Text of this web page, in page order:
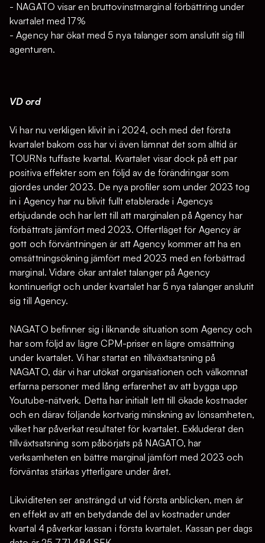
- NAGATO visar en bruttovinstmarginal förbättring under
kvartalet med 17%
- Agency har ökat med 5 nya talanger som anslutit sig till
agenturen.
VD ord
Vi har nu verkligen klivit in i 2024, och med det första
kvartalet bakom oss har vi även lämnat det som alltid är
TOURNs tuffaste kvartal. Kvartalet visar dock på ett par
positiva effekter som en följd av de förändringar som
gjordes under 2023. De nya profiler som under 2023 tog
in i Agency har nu blivit fullt etablerade i Agencys
erbjudande och har lett till att marginalen på Agency har
förbättrats jämfört med 2023. Offertläget för Agency är
gott och förväntningen är att Agency kommer att ha en
omsättningsökning jämfört med 2023 med en förbättrad
marginal. Vidare ökar antalet talanger på Agency
kontinuerligt och under kvartalet har 5 nya talanger anslutit
sig till Agency.
NAGATO befinner sig i liknande situation som Agency och
har som följd av lägre CPM-priser en lägre omsättning
under kvartalet. Vi har startat en tillväxtsatsning på
NAGATO, där vi har utökat organisationen och välkomnat
erfarna personer med lång erfarenhet av att bygga upp
Youtube-nätverk. Detta har initialt lett till ökade kostnader
och en därav följande kortvarig minskning av lönsamheten,
vilket har påverkat resultatet för kvartalet. Exkluderat den
tillväxtsatsning som påbörjats på NAGATO, har
verksamheten en bättre marginal jämfört med 2023 och
förväntas stärkas ytterligare under året.
Likviditeten ser ansträngd ut vid första anblicken, men är
en effekt av att en betydande del av kostnader under
kvartal 4 påverkar kassan i första kvartalet. Kassan per dags